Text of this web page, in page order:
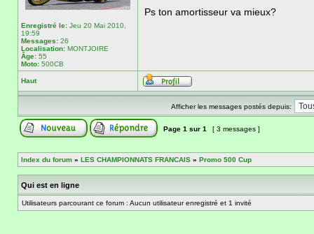
Enregistré le: Jeu 20 Mai 2010,
19:59
Messages: 26
Localisation: MONTJOIRE
Âge: 55
Moto: 500CB
Ps ton amortisseur va mieux?
Haut
Afficher les messages postés depuis:
Page 1 sur 1 [ 3 messages ]
Index du forum » LES CHAMPIONNATS FRANCAIS » Promo 500 Cup
Qui est en ligne
Utilisateurs parcourant ce forum : Aucun utilisateur enregistré et 1 invité